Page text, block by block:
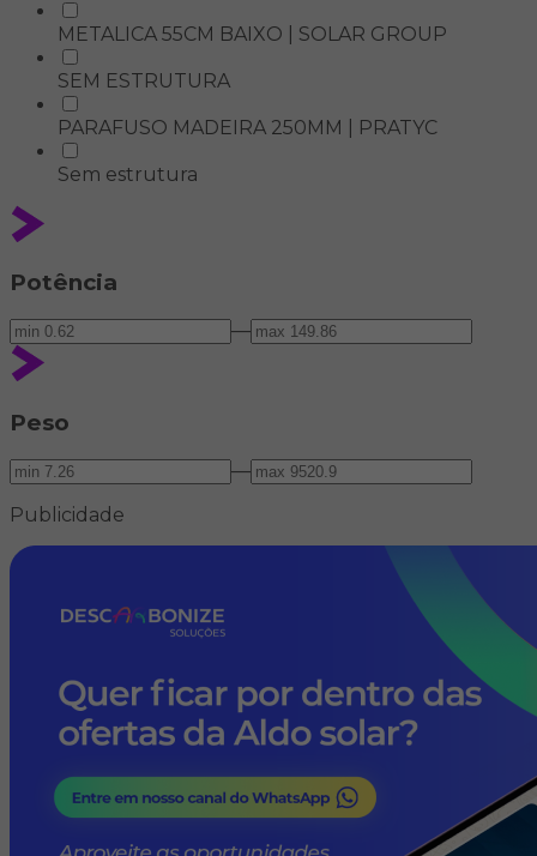
METALICA 55CM BAIXO | SOLAR GROUP
SEM ESTRUTURA
PARAFUSO MADEIRA 250MM | PRATYC
Sem estrutura
Potência
—
Peso
—
Publicidade